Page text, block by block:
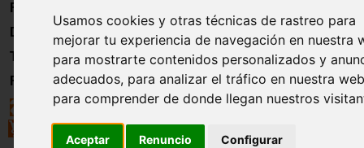
Usamos cookies y otras técnicas de rastreo para
mejorar tu experiencia de navegación en nuestra
para mostrarte contenidos personalizados y
adecuados, para analizar el tráfico en nuestra
para comprender de donde llegan nuestros
Aceptar Renuncio Configurar
Formación
Directorio
Trabajo
Registro